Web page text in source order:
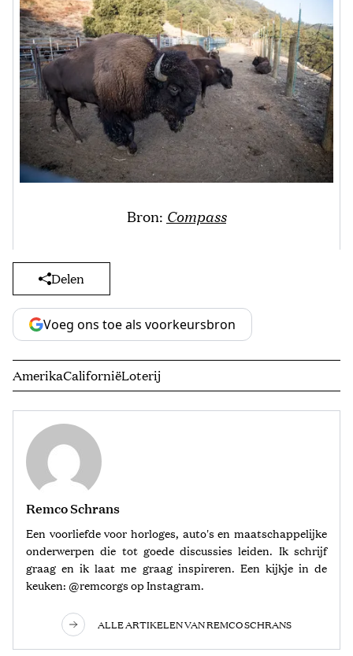
Bron: Compass
Delen
Voeg ons toe als voorkeursbron
AmerikaCaliforniëLoterij
Remco Schrans
Een voorliefde voor horloges, auto's en maatschappelijke
onderwerpen die tot goede discussies leiden. Ik schrijf
graag en ik laat me graag inspireren. Een kijkje in de
keuken: @remcorgs op Instagram.
ALLE ARTIKELEN VAN REMCO SCHRANS